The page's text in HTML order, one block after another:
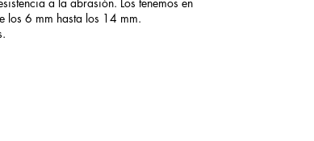
los 6 mm hasta los 14 mm.